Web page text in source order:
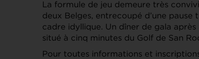
La formule de jeu demeure très
deux Belges, entrecoupé d’une
cadre idyllique. Un dîner de gala
situé à cinq minutes du Golf de San
Pour toutes informations et